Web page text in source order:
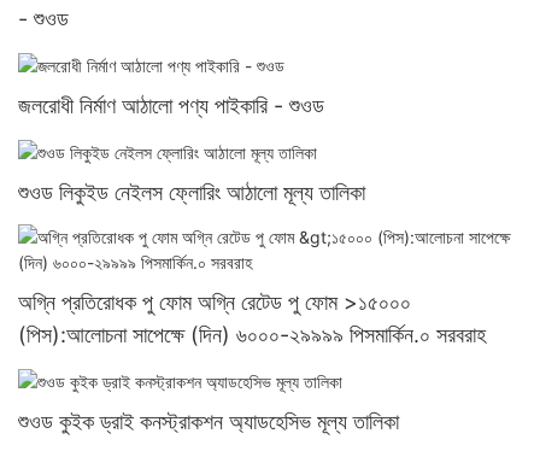
- শুওড
জলরোধী নির্মাণ আঠালো পণ্য পাইকারি - শুওড
শুওড লিকুইড নেইলস ফ্লোরিং আঠালো মূল্য তালিকা
অগ্নি প্রতিরোধক পু ফোম অগ্নি রেটেড পু ফোম >১৫০০০
(পিস):আলোচনা সাপেক্ষে (দিন) ৬০০০-২৯৯৯৯ পিসমার্কিন.০ সরবরাহ
শুওড কুইক ড্রাই কনস্ট্রাকশন অ্যাডহেসিভ মূল্য তালিকা